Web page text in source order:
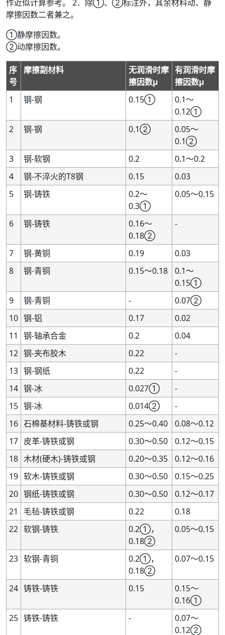
作近似计算参考。 2．除①、②标注外，其余材料动、静
摩擦因数二者兼之。
①静摩擦因数。
②动摩擦因数。
序
号
摩擦副材料
无润滑时摩
擦因数μ
有润滑时摩
擦因数μ
1
钢-钢 0.15①
0.1～
0.12①
2
钢-钢 0.1②
0.05～
0.1②
3
钢-软钢 0.2
0.1～0.2
4
钢-不淬火的T8钢 0.15
0.03
5
钢-铸铁
0.2～
0.3①
0.05～0.15
6 钢-铸铁
0.16～
0.18②
-
7 钢-黄铜 0.19
0.03
8
钢-青铜 0.15～0.18
0.1～
0.15①
9
钢-青铜 -
0.07②
10 钢-铝 0.17
0.02
11
钢-轴承合金 0.2
0.04
12 钢-夹布胶木 0.22
-
13 钢-钢纸 0.22
-
14 钢-冰 0.027①
-
15 钢-冰 0.014②
-
16 石棉基材料-铸铁或钢 0.25～0.40
0.08～0.12
17 皮革-铸铁或钢 0.30～0.50
0.12～0.15
18 木材(硬木)-铸铁或钢 0.20～0.35
0.12～0.16
19 软木-铸铁或钢 0.30～0.50
0.15～0.25
20 钢纸-铸铁或钢 0.30～0.50
0.12～0.17
21
毛毡-铸铁或钢 0.22
0.18
22 软钢-铸铁
0.2①，
0.18②
0.05～0.15
23 软钢-青铜
0.2①，
0.18②
0.07～0.15
24 铸铁-铸铁 0.15
0.15～
0.16①
25 铸铁-铸铁 -
0.07～
0.12②